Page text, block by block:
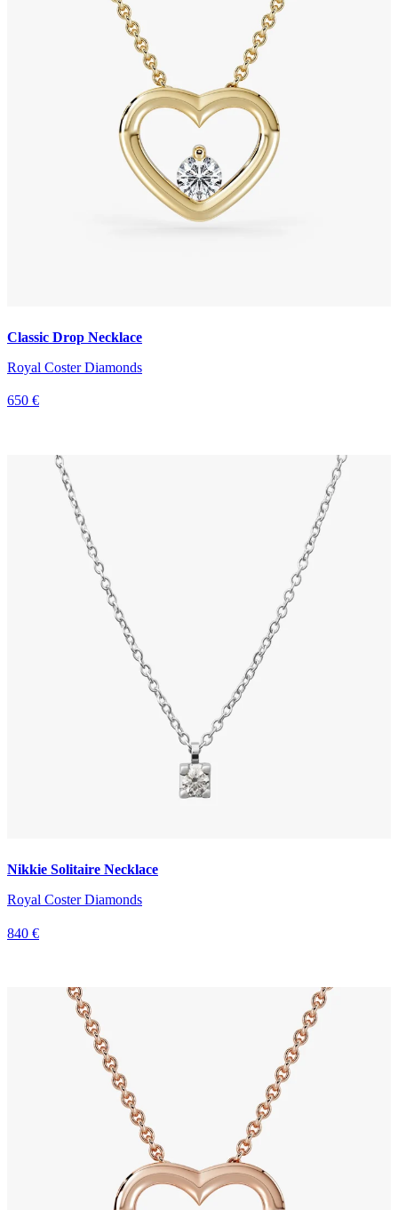
Classic Drop Necklace
Royal Coster Diamonds
650 €
Nikkie Solitaire Necklace
Royal Coster Diamonds
840 €